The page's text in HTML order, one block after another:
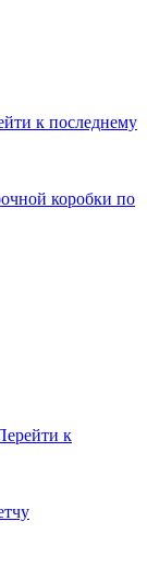
к последнему
коробки по
к